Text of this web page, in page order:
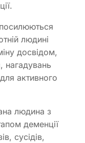
людині
досвідом,
нагадувань
активного
людина з
деменції
сусідів,